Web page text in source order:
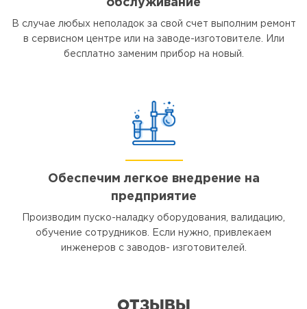
обслуживание
В случае любых неполадок за свой счет выполним ремонт
в сервисном центре или на заводе-изготовителе. Или
бесплатно заменим прибор на новый.
Обеспечим легкое внедрение на
предприятие
Производим пуско-наладку оборудования, валидацию,
обучение сотрудников. Если нужно, привлекаем
инженеров с заводов- изготовителей.
ОТЗЫВЫ